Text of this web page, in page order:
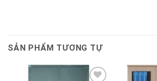
SẢN PHẨM TƯƠNG TỰ